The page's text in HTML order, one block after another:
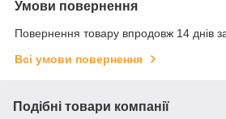
Умови повернення
Повернення товару впродовж 14 днів
Всі умови повернення
Подібні товари компанії